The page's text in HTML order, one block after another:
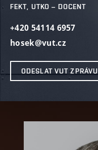
FEKT, UTKO – DOCENT
+420 54114 6957
hosek@vut.cz
ODESLAT VUT ZPRÁVU